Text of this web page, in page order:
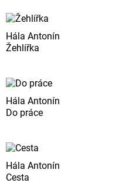
Hála Antonín
Žehlířka
Hála Antonín
Do práce
Hála Antonín
Cesta